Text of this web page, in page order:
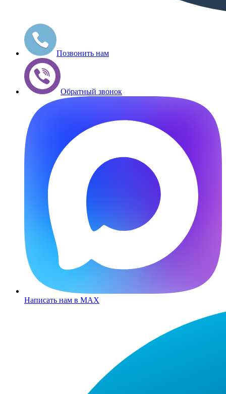
Позвонить нам
Обратный звонок
Написать нам в MAX